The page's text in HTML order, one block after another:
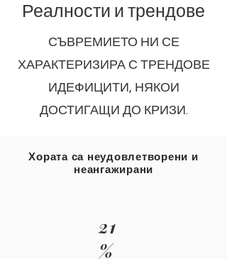
Реалности и трендове
СЪВРЕМИЕТО НИ СЕ
ХАРАКТЕРИЗИРА С ТРЕНДОВЕ
ИДЕФИЦИТИ, НЯКОИ
ДОСТИГАЩИ ДО КРИЗИ.
Хората са неудовлетворени и
неангажирани
21
%